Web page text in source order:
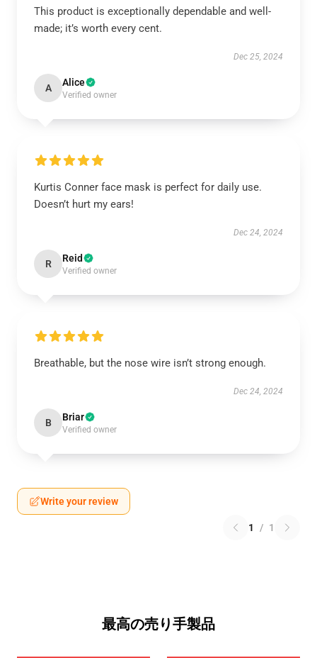
This product is exceptionally dependable and well-
made; it’s worth every cent.
Dec 25, 2024
A Alice
Verified owner
Kurtis Conner face mask is perfect for daily use.
Doesn’t hurt my ears!
Dec 24, 2024
R Reid
Verified owner
Breathable, but the nose wire isn’t strong enough.
Dec 24, 2024
B Briar
Verified owner
Write your review
1 / 1
最高の売り手製品